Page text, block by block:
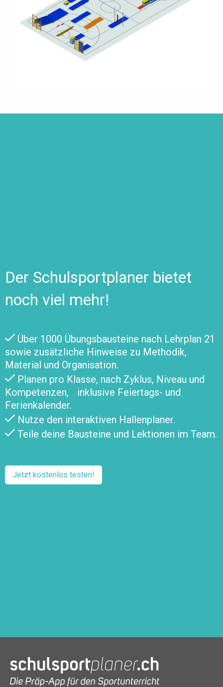
Der Schulsportplaner bietet
noch viel mehr!
Über 1000 Übungsbausteine nach Lehrplan 21
sowie zusätzliche Hinweise zu Methodik,
Material und Organisation.
Planen pro Klasse, nach Zyklus, Niveau und
Kompetenzen, inklusive Feiertags- und
Ferienkalender.
Nutze den interaktiven Hallenplaner.
Teile deine Bausteine und Lektionen im Team.
Jetzt kostenlos testen!